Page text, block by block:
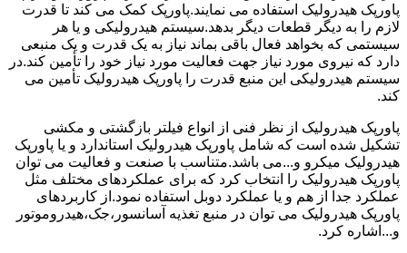
پاورپک هیدرولیک استفاده می نمایند.پاورپک کمک می کند تا قدرت
لازم را به دیگر قطعات دیگر بدهد.سیستم هیدرولیکی و یا هر
سیستمی که بخواهد فعال باقی بماند نیاز به یک قدرت و یک منبعی
دارد که نیروی مورد نیاز جهت فعالیت مورد نیاز خود را تأمین کند.در
سیستم هیدرولیکی این منبع قدرت را پاورپک هیدرولیک تأمین می
کند.
پاورپک هیدرولیک از نظر فنی از انواع فیلتر بازگشتی و مکشی
تشکیل شده است که شامل پاورپک هیدرولیک استاندارد و یا پاورپک
هیدرولیک میکرو و...می باشد.متناسب با صنعت و فعالیت می توان
پاورپک هیدرولیک را انتخاب کرد که برای عملکردهای مختلف مثل
عملکرد جدا از هم و یا عملکرد دوبل استفاده نمود.از کاربردهای
پاورپک هیدرولیک می توان در منبع تغذیه آسانسور،جک،هیدروموتور
و...اشاره کرد.